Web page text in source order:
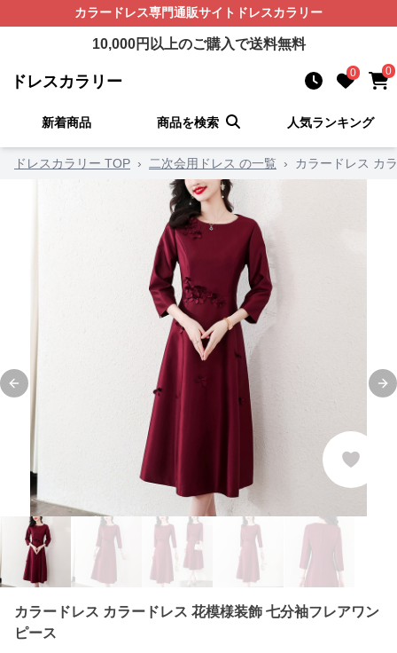
カラードレス専門通販サイト ドレスカラリー
10,000円以上のご購入で送料無料
ドレスカラリー 0 0
新着商品 商品を検索 人気ランキング
ドレスカラリー TOP › 二次会用ドレス の一覧 › カラードレス カ
Previous slide
カラードレス カラードレス 花模様装飾 七分袖フレアワン
ピース